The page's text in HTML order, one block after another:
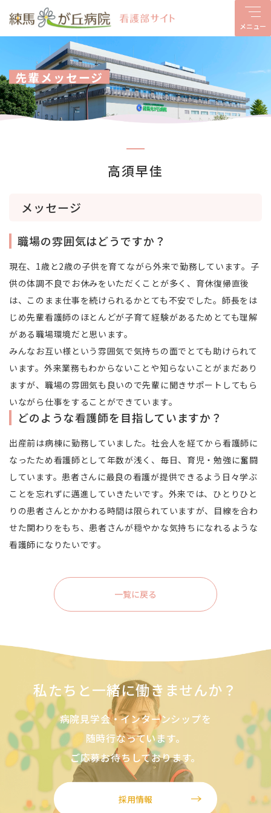
先輩メッセージ
高須早佳
メッセージ
職場の雰囲気はどうですか？
現在、 1歳と2歳の子供を育てながら外来で勤務しています。子
供の体調不良でお休みをいただくことが多く、育休復帰直後
は、このまま仕事を続けられるかとても不安でした。師長をは
じめ先輩看護師のほとんどが子育て経験があるためとても理解
がある職場環境だと思います。
みんなお互い様という雰囲気で気持ちの面でとても助けられて
います。外来業務もわからないことや知らないことがまだあり
ますが、職場の雰囲気も良いので先輩に聞きサポートしてもら
いながら仕事をすることができています。
どのような看護師を目指していますか？
出産前は病棟に勤務していました。社会人を経てから看護師に
なったため看護師として年数が浅く、毎日、育児・勉強に奮闘
しています。患者さんに最良の看護が提供できるよう日々学ぶ
ことを忘れずに邁進していきたいです。外来では、ひとりひと
りの患者さんとかかわる時間は限られていますが、目線を合わ
せた関わりをもち、患者さんが穏やかな気持ちになれるような
看護師になりたいです。
一覧に戻る
私たちと一緒に働きませんか？
病院見学会・インターンシップを
随時行なっています。
ご応募お待ちしております。
採用情報